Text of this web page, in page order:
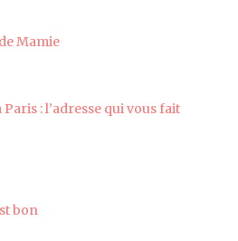
Mamie
: l’adresse qui vous fait
bon